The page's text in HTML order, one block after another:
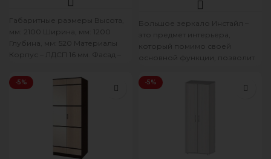
Габаритные размеры Высота,
мм: 2100 Ширина, мм: 1200
Глубина, мм: 520 Материалы
Корпус – ЛДСП 16 мм. Фасад –
Большое зеркало Инстайл –
это предмет интерьера,
который помимо своей
основной функции, позволит
пространство и привнести
больше
-5% -5%